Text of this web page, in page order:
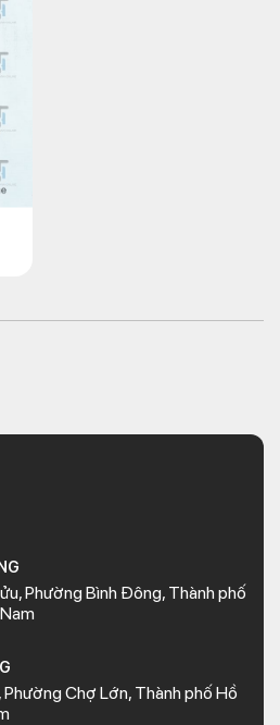
Phường Bình Đông, Thành phố
Phường Chợ Lớn, Thành phố Hồ